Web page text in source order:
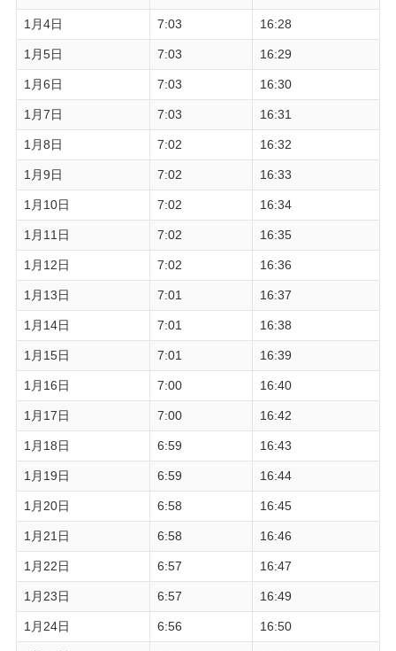
1月4日 7:03 16:28
1月5日 7:03 16:29
1月6日 7:03 16:30
1月7日 7:03 16:31
1月8日 7:02 16:32
1月9日 7:02 16:33
1月10日 7:02 16:34
1月11日 7:02 16:35
1月12日 7:02 16:36
1月13日 7:01 16:37
1月14日 7:01 16:38
1月15日 7:01 16:39
1月16日 7:00 16:40
1月17日 7:00 16:42
1月18日 6:59 16:43
1月19日 6:59 16:44
1月20日 6:58 16:45
1月21日 6:58 16:46
1月22日 6:57 16:47
1月23日 6:57 16:49
1月24日 6:56 16:50